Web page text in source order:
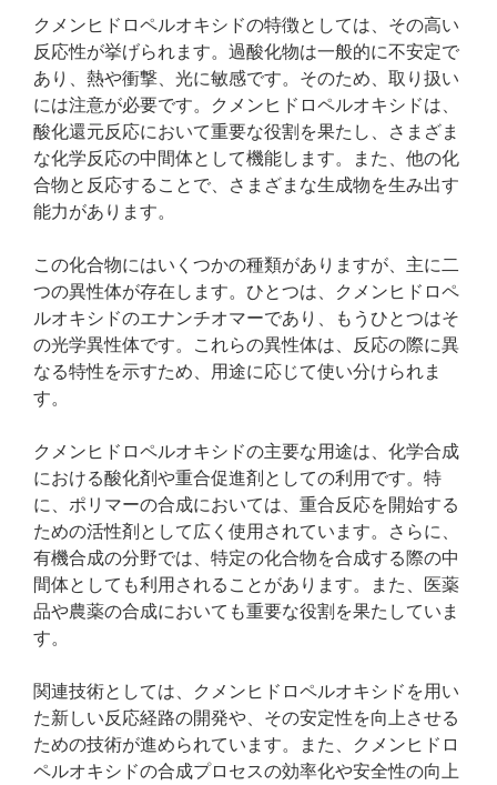
クメンヒドロペルオキシドの特徴としては、その高い
反応性が挙げられます。過酸化物は一般的に不安定で
あり、熱や衝撃、光に敏感です。そのため、取り扱い
には注意が必要です。クメンヒドロペルオキシドは、
酸化還元反応において重要な役割を果たし、さまざま
な化学反応の中間体として機能します。また、他の化
合物と反応することで、さまざまな生成物を生み出す
能力があります。
この化合物にはいくつかの種類がありますが、主に二
つの異性体が存在します。ひとつは、クメンヒドロペ
ルオキシドのエナンチオマーであり、もうひとつはそ
の光学異性体です。これらの異性体は、反応の際に異
なる特性を示すため、用途に応じて使い分けられま
す。
クメンヒドロペルオキシドの主要な用途は、化学合成
における酸化剤や重合促進剤としての利用です。特
に、ポリマーの合成においては、重合反応を開始する
ための活性剤として広く使用されています。さらに、
有機合成の分野では、特定の化合物を合成する際の中
間体としても利用されることがあります。また、医薬
品や農薬の合成においても重要な役割を果たしていま
す。
関連技術としては、クメンヒドロペルオキシドを用い
た新しい反応経路の開発や、その安定性を向上させる
ための技術が進められています。また、クメンヒドロ
ペルオキシドの合成プロセスの効率化や安全性の向上